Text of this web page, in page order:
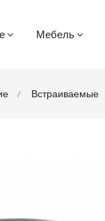
Мебель
Встраиваемые